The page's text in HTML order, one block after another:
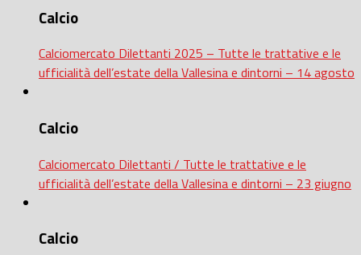
Calcio
Calciomercato Dilettanti 2025 – Tutte le trattative e le
ufficialità dell’estate della Vallesina e dintorni – 14 agosto
Calcio
Calciomercato Dilettanti / Tutte le trattative e le
ufficialità dell’estate della Vallesina e dintorni – 23 giugno
Calcio